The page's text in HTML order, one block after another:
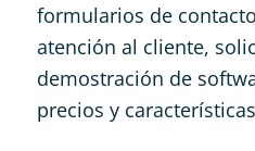
formularios de
atención al cliente,
demostración de
precios y